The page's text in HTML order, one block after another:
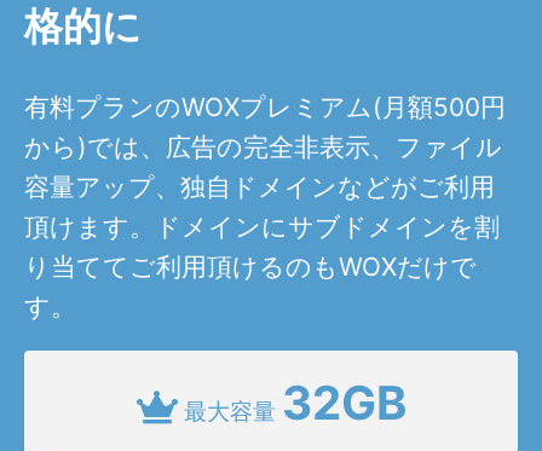
格的に
有料プランのWOXプレミアム(月額500円
から)では、広告の完全非表示、ファイル
容量アップ、独自ドメインなどがご利用
頂けます。ドメインにサブドメインを割
り当ててご利用頂けるのもWOXだけで
す。
最大容量 32GB